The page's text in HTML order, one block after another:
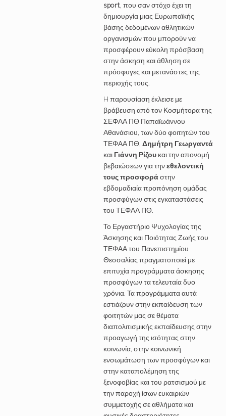
sport , που σαν στόχο έχει τη
δημιουργία μιας Ευρωπαϊκής
βάσης δεδομένων αθλητικών
οργανισμών που μπορούν να
προσφέρουν εύκολη πρόσβαση
στην άσκηση και άθληση σε
πρόσφυγες και μετανάστες της
περιοχής τους.
H παρουσίαση έκλεισε με
βράβευση από τον Κοσμήτορα της
ΣΕΦΑΑ ΠΘ Παπαϊωάννου
Αθανάσιου, των δύο φοιτητών του
ΤΕΦΑΑ ΠΘ, Δημήτρη Γεωργαντά
και Γιάννη Ρίζου και την απονομή
βεβαιώσεων για τηνεθελοντική
τους προσφοράστην
εβδομαδιαία προπόνηση ομάδας
προσφύγων στις εγκαταστάσεις
του ΤΕΦΑΑ ΠΘ.
Το Εργαστήριο Ψυχολογίας της
Άσκησης και Ποιότητας Ζωής του
ΤΕΦΑΑ του Πανεπιστημίου
Θεσσαλίας πραγματοποιεί με
επιτυχία προγράμματα άσκησης
προσφύγων τα τελευταία δυο
χρόνια. Τα προγράμματα αυτά
εστιάζουν στην εκπαίδευση των
φοιτητών μας σε θέματα
διαπολιτισμικής εκπαίδευσης στην
προαγωγή της ισότητας στην
κοινωνία, στην κοινωνική
ενσωμάτωση των προσφύγων και
στην καταπολέμηση της
ξενοφοβίας και του ρατσισμού με
την παροχή ίσων ευκαιριών
συμμετοχής σε αθλήματα και